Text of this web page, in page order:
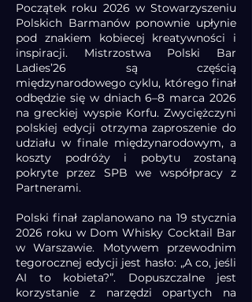
Początek roku 2026 w Stowarzyszeniu
Polskich Barmanów ponownie upłynie
pod znakiem kobiecej kreatywności i
inspiracji. Mistrzostwa Polski Bar
Ladies’26 są częścią
międzynarodowego cyklu, którego finał
odbędzie się w dniach 6–8 marca 2026
na greckiej wyspie Korfu. Zwyciężczyni
polskiej edycji otrzyma zaproszenie do
udziału w finale międzynarodowym, a
koszty podróży i pobytu zostaną
pokryte przez SPB we współpracy z
Partnerami.
Polski finał zaplanowano na 19 stycznia
2026 roku w Dom Whisky Cocktail Bar
w Warszawie. Motywem przewodnim
tegorocznej edycji jest hasło: „A co, jeśli
AI to kobieta?”. Dopuszczalne jest
korzystanie z narzędzi opartych na